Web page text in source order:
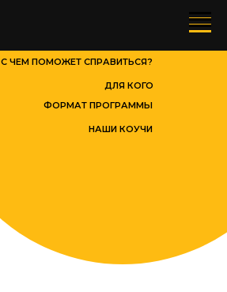
С ЧЕМ ПОМОЖЕТ СПРАВИТЬСЯ?
ДЛЯ КОГО
НАШИ КОУЧИ
ФОРМАТ ПРОГРАММЫ